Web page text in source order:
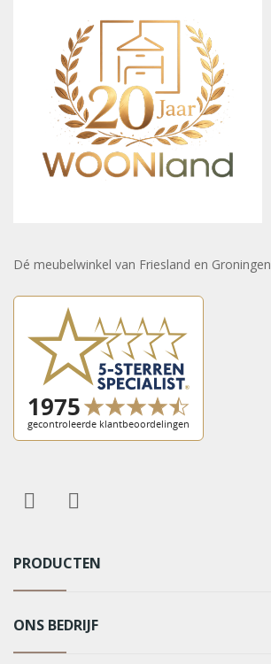
Dé meubelwinkel van Friesland en Groningen
PRODUCTEN
ONS BEDRIJF